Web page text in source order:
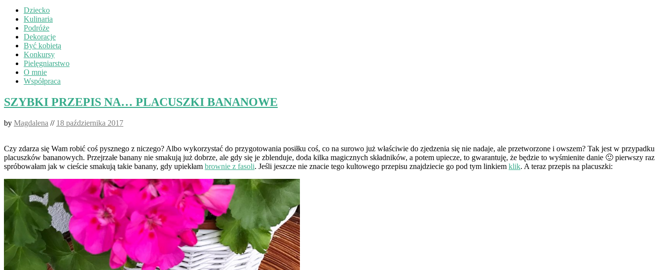
Dziecko
Kulinaria
Podróże
Dekoracje
Być kobietą
Konkursy
Pielęgniarstwo
O mnie
Współpraca
SZYBKI PRZEPIS NA… PLACUSZKI BANANOWE
by Magdalena // 18 października 2017
Czy zdarza się Wam robić coś pysznego z niczego? Albo wykorzystać do przygotowania posiłku coś, co na surowo już właściwie do zjedzenia się nie nadaje, ale przetworzone i owszem? Tak jest w przypadku
placuszków bananowych. Przejrzałe banany nie smakują już dobrze, ale gdy się je zblenduje, doda kilka magicznych składników, a potem upiecze, to gwarantuję, że będzie to wyśmienite danie 🙂 pierwszy raz
spróbowałam jak w cieście smakują takie banany, gdy upiekłam brownie z fasoli. Jeśli jeszcze nie znacie tego kultowego przepisu znajdziecie go pod tym linkiem klik. A teraz przepis na placuszki: